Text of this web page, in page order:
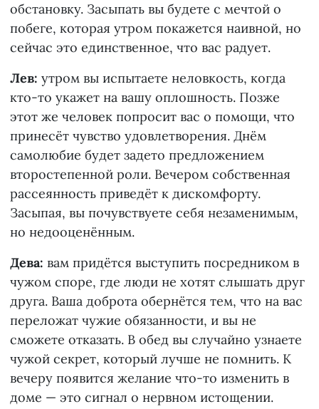
обстановку. Засыпать вы будете с мечтой о
побеге, которая утром покажется наивной, но
сейчас это единственное, что вас радует.
Лев: утром вы испытаете неловкость, когда
кто-то укажет на вашу оплошность. Позже
этот же человек попросит вас о помощи, что
принесёт чувство удовлетворения. Днём
самолюбие будет задето предложением
второстепенной роли. Вечером собственная
рассеянность приведёт к дискомфорту.
Засыпая, вы почувствуете себя незаменимым,
но недооценённым.
Дева: вам придётся выступить посредником в
чужом споре, где люди не хотят слышать друг
друга. Ваша доброта обернётся тем, что на вас
переложат чужие обязанности, и вы не
сможете отказать. В обед вы случайно узнаете
чужой секрет, который лучше не помнить. К
вечеру появится желание что-то изменить в
доме — это сигнал о нервном истощении.